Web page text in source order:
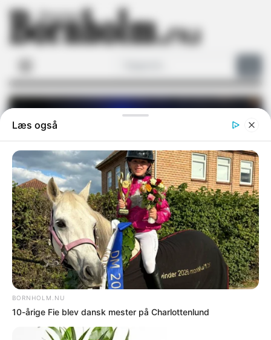
Illustrationsfoto
Berusede drenge begik
hærværk
AF BJARNE HANSEN / Mandag 3-8-20 - 09:15